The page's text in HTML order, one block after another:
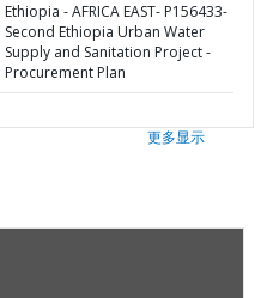
Ethiopia - AFRICA EAST- P156433-
Second Ethiopia Urban Water
Supply and Sanitation Project -
Procurement Plan
更多显示